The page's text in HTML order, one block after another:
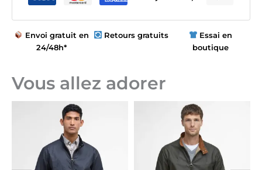
Envoi gratuit en
24/48h*
Retours gratuits
Essai en
boutique
Vous allez adorer